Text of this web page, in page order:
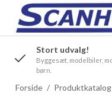
Stort udvalg!
Byggesæt, modelbiler,
børn.
Forside / Produktkatalog